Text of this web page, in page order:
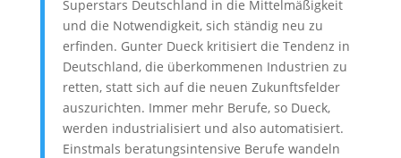
laden
Vimeo
immer
entsperren
Superstars Deutschland in die Mittelmäßigkeit
und die Notwendigkeit, sich ständig neu zu
erfinden. Gunter Dueck kritisiert die Tendenz in
Deutschland, die überkommenen Industrien zu
retten, statt sich auf die neuen Zukunftsfelder
auszurichten. Immer mehr Berufe, so Dueck,
werden industrialisiert und also automatisiert.
Einstmals beratungsintensive Berufe wandeln